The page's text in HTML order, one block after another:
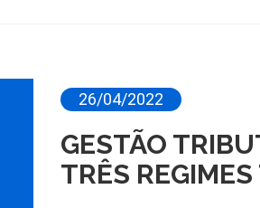
26/04/2022
GESTÃO
TRÊS